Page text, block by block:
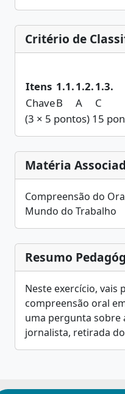
Critério de
Itens 1.1.1.2.1.3.
ChaveB A
C
(3 × 5 pontos) 15
Matéria
Compreensão do
Mundo do Trabalho
Resumo
Neste exercício, vais
compreensão oral
uma pergunta sobre
jornalista, retirada